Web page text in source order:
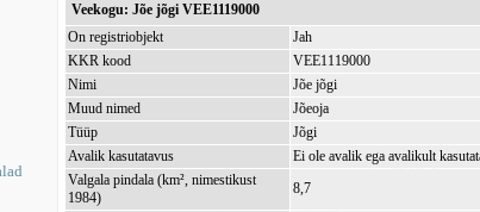
Veekogu: Jõe jõgi VEE1119000
On registriobjekt
Jah
KKR kood
VEE1119000
Nimi
Jõe jõgi
Muud nimed
Jõeoja
Tüüp
Jõgi
Avalik kasutatavus
Ei ole avalik ega avalikult
Valgala pindala (km², nimestikust
1984)
8,7